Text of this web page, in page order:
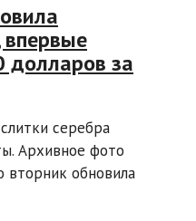
впервые
за
серебра
Архивное фото
вторник обновила